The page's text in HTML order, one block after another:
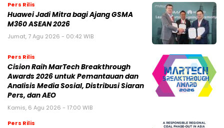
Pers Rilis
Huawei Jadi Mitra bagi Ajang GSMA
M360 ASEAN 2026
Jumat, 7 Agu 2026 - 00:42 WIB
Pers Rilis
Cision Raih MarTech Breakthrough
Awards 2026 untuk Pemantauan dan
Analisis Media Sosial, Distribusi Siaran
Pers, dan AEO
Kamis, 6 Agu 2026 - 17:00 WIB
Pers Rilis